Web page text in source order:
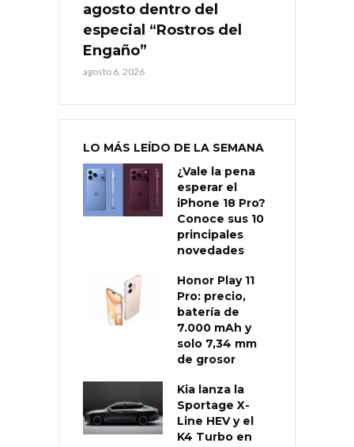
agosto dentro del
especial “Rostros del
Engaño”
agosto 6, 2026
LO MÁS LEÍDO DE LA SEMANA
¿Vale la pena
esperar el
iPhone 18 Pro?
Conoce sus 10
principales
novedades
Honor Play 11
Pro: precio,
batería de
7.000 mAh y
solo 7,34 mm
de grosor
Kia lanza la
Sportage X-
Line HEV y el
K4 Turbo en